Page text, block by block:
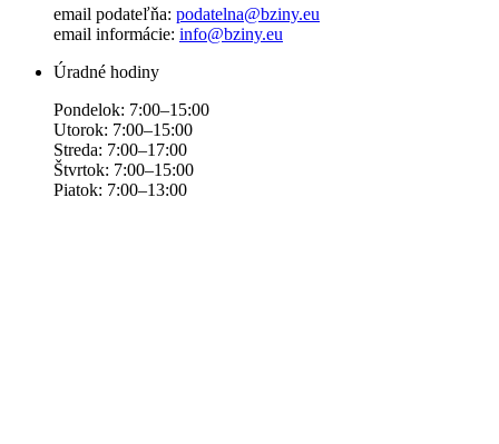
email podateľňa: podatelna@bziny.eu
email informácie: info@bziny.eu
Úradné hodiny
Pondelok: 7:00–15:00
Utorok: 7:00–15:00
Streda: 7:00–17:00
Štvrtok: 7:00–15:00
Piatok: 7:00–13:00